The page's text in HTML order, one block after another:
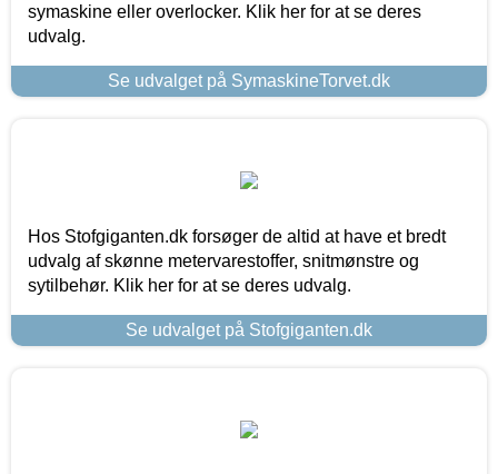
symaskine eller overlocker. Klik her for at se deres
udvalg.
Se udvalget på SymaskineTorvet.dk
Hos Stofgiganten.dk forsøger de altid at have et bredt
udvalg af skønne metervarestoffer, snitmønstre og
sytilbehør. Klik her for at se deres udvalg.
Se udvalget på Stofgiganten.dk